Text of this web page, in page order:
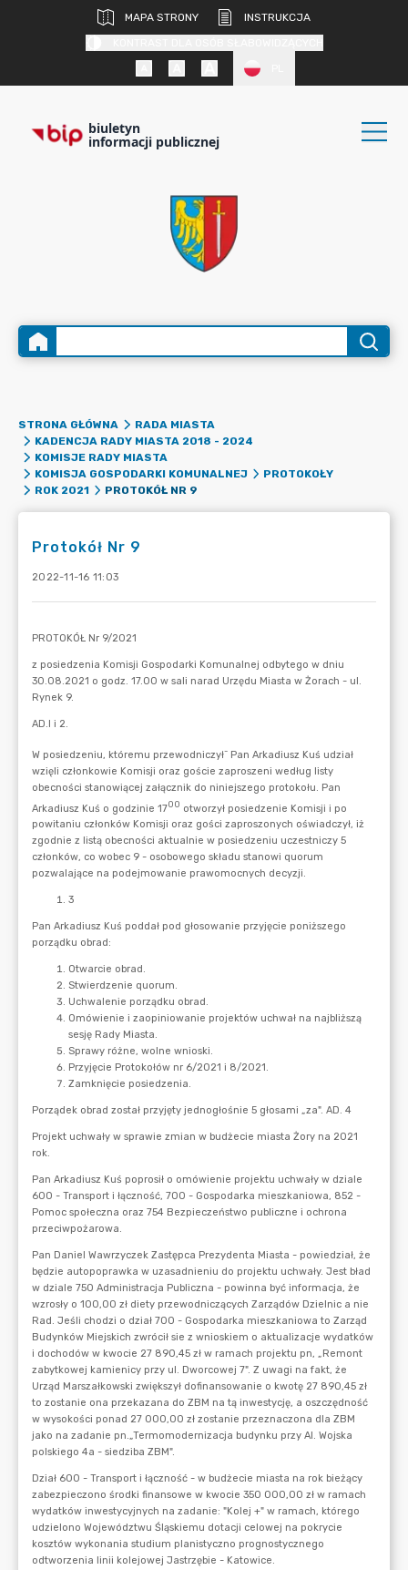
MAPA STRONY
INSTRUKCJA
biuletyn
informacji publicznej
STRONA GŁÓWNA
RADA MIASTA
KADENCJA RADY MIASTA 2018 - 2024
KOMISJE RADY MIASTA
KOMISJA GOSPODARKI KOMUNALNEJ
PROTOKOŁY
ROK 2021
PROTOKÓŁ NR 9
Protokół Nr 9
2022-11-16 11:03